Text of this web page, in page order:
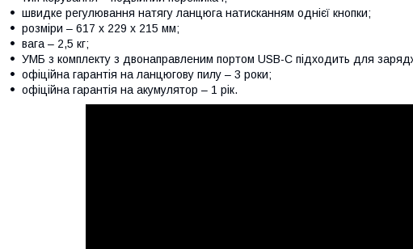
швидке регулювання натягу ланцюга натисканням однієї кнопки;
розміри – 617 x 229 x 215 мм;
вага – 2,5 кг;
УМБ з комплекту з двонаправленим портом USB-C підходить для
офіційна гарантія на ланцюгову пилу – 3 роки;
офіційна гарантія на акумулятор – 1 рік.